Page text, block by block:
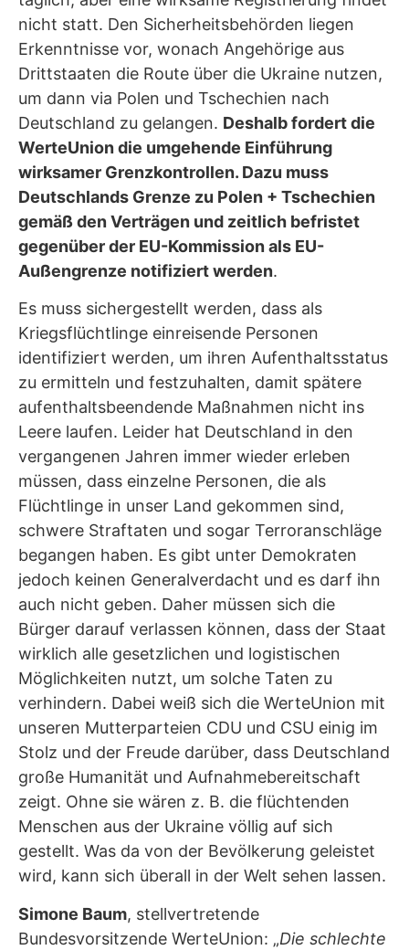
nicht statt. Den Sicherheitsbehörden liegen
Erkenntnisse vor, wonach Angehörige aus
Drittstaaten die Route über die Ukraine nutzen,
um dann via Polen und Tschechien nach
Deutschland zu gelangen. Deshalb fordert die
WerteUnion die umgehende Einführung
wirksamer Grenzkontrollen. Dazu muss
Deutschlands Grenze zu Polen + Tschechien
gemäß den Verträgen und zeitlich befristet
gegenüber der EU-Kommission als EU-
Außengrenze notifiziert werden.
Es muss sichergestellt werden, dass als
Kriegsflüchtlinge einreisende Personen
identifiziert werden, um ihren Aufenthaltsstatus
zu ermitteln und festzuhalten, damit spätere
aufenthaltsbeendende Maßnahmen nicht ins
Leere laufen. Leider hat Deutschland in den
vergangenen Jahren immer wieder erleben
müssen, dass einzelne Personen, die als
Flüchtlinge in unser Land gekommen sind,
schwere Straftaten und sogar Terroranschläge
begangen haben. Es gibt unter Demokraten
jedoch keinen Generalverdacht und es darf ihn
auch nicht geben. Daher müssen sich die
Bürger darauf verlassen können, dass der Staat
wirklich alle gesetzlichen und logistischen
Möglichkeiten nutzt, um solche Taten zu
verhindern. Dabei weiß sich die WerteUnion mit
unseren Mutterparteien CDU und CSU einig im
Stolz und der Freude darüber, dass Deutschland
große Humanität und Aufnahmebereitschaft
zeigt. Ohne sie wären z. B. die flüchtenden
Menschen aus der Ukraine völlig auf sich
gestellt. Was da von der Bevölkerung geleistet
wird, kann sich überall in der Welt sehen lassen.
Simone Baum, stellvertretende
Bundesvorsitzende WerteUnion: „Die schlechte